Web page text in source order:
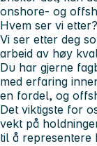
onshore- og
Hvem ser vi etter?
Vi ser etter deg
arbeid av høy
Du har gjerne
med erfaring
en fordel, og
Det viktigste for
vekt på
til å representere